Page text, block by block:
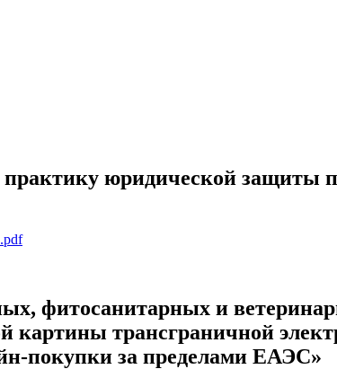
юридической защиты
фитосанитарных и
картины трансграничной
покупки за пределами ЕАЭС»